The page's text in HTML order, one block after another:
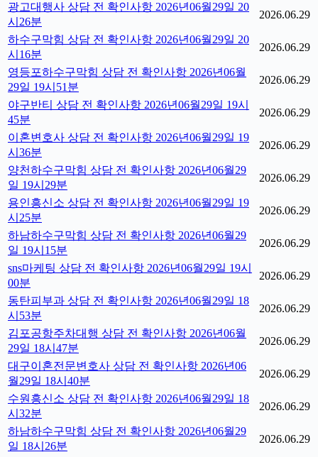
광고대행사 상담 전 확인사항 2026년06월29일 20
시26분
2026.06.29
하수구막힘 상담 전 확인사항 2026년06월29일 20
시16분
2026.06.29
영등포하수구막힘 상담 전 확인사항 2026년06월
29일 19시51분
2026.06.29
야구반티 상담 전 확인사항 2026년06월29일 19시
45분
2026.06.29
이혼변호사 상담 전 확인사항 2026년06월29일 19
시36분
2026.06.29
양천하수구막힘 상담 전 확인사항 2026년06월29
일 19시29분
2026.06.29
용인흥신소 상담 전 확인사항 2026년06월29일 19
시25분
2026.06.29
하남하수구막힘 상담 전 확인사항 2026년06월29
일 19시15분
2026.06.29
sns마케팅 상담 전 확인사항 2026년06월29일 19시
00분
2026.06.29
동탄피부과 상담 전 확인사항 2026년06월29일 18
시53분
2026.06.29
김포공항주차대행 상담 전 확인사항 2026년06월
29일 18시47분
2026.06.29
대구이혼전문변호사 상담 전 확인사항 2026년06
월29일 18시40분
2026.06.29
수원흥신소 상담 전 확인사항 2026년06월29일 18
시32분
2026.06.29
하남하수구막힘 상담 전 확인사항 2026년06월29
일 18시26분
2026.06.29